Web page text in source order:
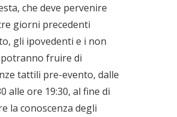
che deve pervenire
giorni precedenti
gli ipovedenti e i non
fruire di
tattili pre-evento, dalle
alle ore 19:30, al fine di
la conoscenza degli